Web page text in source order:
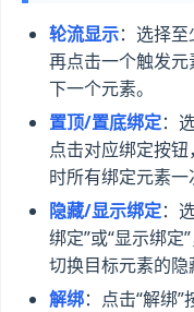
轮流显示：选择至
再点击一个触发
下一个元素。
置顶/置底绑定：
点击对应绑定按
时所有绑定元素一
隐藏/显示绑定：
绑定”或“显示绑
切换目标元素的隐
解绑：点击“解绑